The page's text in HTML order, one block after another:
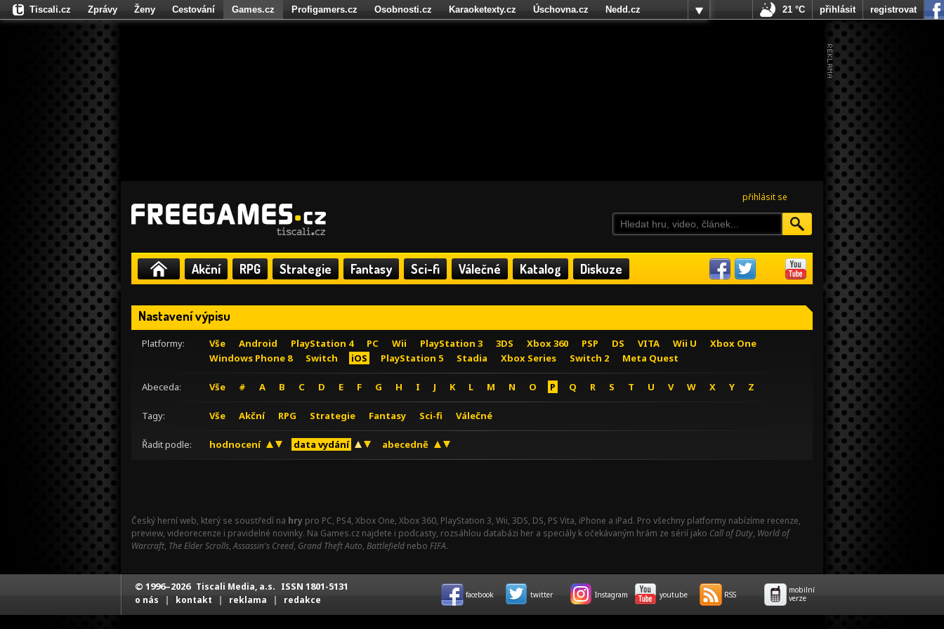
přihlásit se
Akční RPG Strategie Fantasy Sci-fi Válečné Katalog Diskuze
Nastavení výpisu
Platformy: Vše Android PlayStation 4 PC Wii PlayStation 3 3DS Xbox 360 PSP DS VITA Wii U
Xbox One
Windows Phone 8
Switch iOS PlayStation 5 Stadia Xbox Series Switch 2 Meta Quest
Abeceda: Vše # A B C D E F G H I J K L M N O P Q R S T U V W X Y Z
Tagy: Vše Akční RPG Strategie Fantasy Sci-fi Válečné
Řadit podle: hodnocení data vydání abecedně
Český herní web, který se soustředí na hry pro PC, PS4, Xbox One, Xbox 360, PlayStation 3, Wii, 3DS, DS, PS Vita, iPhone a iPad. Pro všechny platformy nabízíme recenze,
preview, videorecenze i pravidelné novinky. Na Games.cz najdete i podcasty, rozsáhlou databázi her a speciály k očekávaným hrám ze sérií jako Call of Duty, World of
Warcraft, The Elder Scrolls,Assassin's Creed, Grand Theft Auto, Battlefield nebo FIFA.
Tiscali.cz Zprávy Ženy Cestování Games.cz Profigamers.cz Osobnosti.cz Karaoketexty.cz Úschovna.cz
Nedd.cz
Fights.cz
21 °C přihlásit registrovat
© 1996–2026 Tiscali Media, a.s. ISSN 1801-5131
o nás | kontakt | reklama | redakce facebook twitter Instagram youtube RSS
mobilní
verze